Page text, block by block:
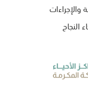
والإجراءات
النجاح